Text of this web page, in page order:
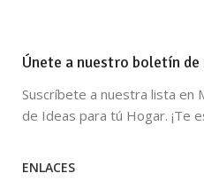
Únete a nuestro boletín
Suscríbete a nuestra lista en
de Ideas para tú Hogar. ¡Te
ENLACES